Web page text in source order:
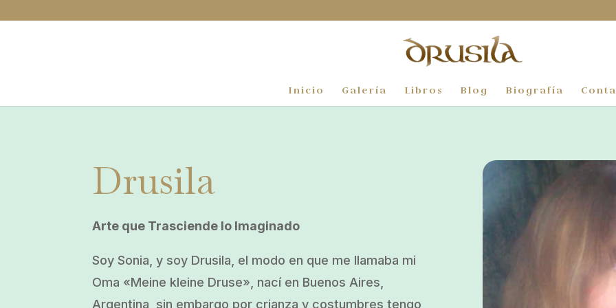
Inicio Galería Libros Blog Biografía
Drusila
Arte que Trasciende lo Imaginado
Soy Sonia, y soy Drusila, el modo en que me llamaba mi
Oma «Meine kleine Druse», nací en Buenos Aires,
Argentina, sin embargo por crianza y costumbres tengo